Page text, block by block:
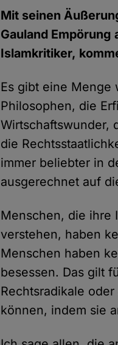
Mit seinen
Gauland Empörung
Islamkritiker,
Es gibt eine Menge
Philosophen, die
Wirtschaftswunder,
die
immer beliebter in
ausgerechnet auf
Menschen, die ihre
verstehen, haben
Menschen haben
besessen. Das gilt
Rechtsradikale
können, indem sie